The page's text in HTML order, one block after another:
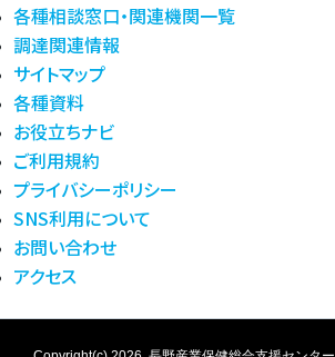
各種相談窓口・関連機関一覧
調達関連情報
サイトマップ
各種資料
お役立ちナビ
ご利用規約
プライバシーポリシー
SNS利用について
お問い合わせ
アクセス